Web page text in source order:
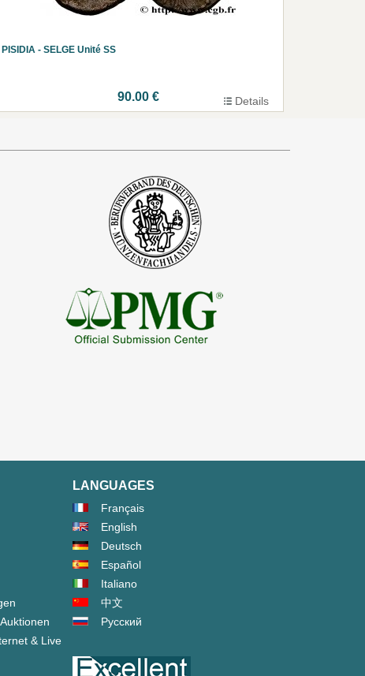
PISIDIA - SELGE Unité SS
90.00 € Details
& Live
LANGUAGES
Français
English
Deutsch
Español
Italiano
中文
Русский